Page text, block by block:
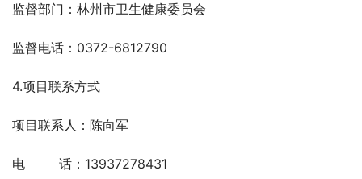
监督部门：林州市卫生健康委员会
监督电话：0372-6812790
4.项目联系方式
项目联系人：陈向军
电　 　 话：13937278431